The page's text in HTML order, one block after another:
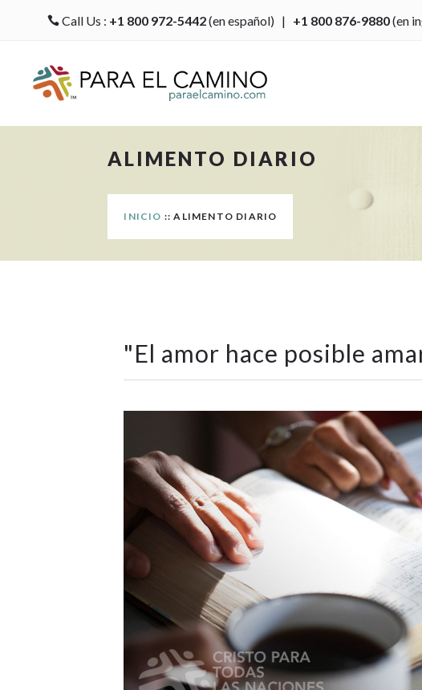
Call Us : +1 800 972-5442(en español) | +1 800 876-9880(en
ALIMENTO DIARIO
INICIO :: ALIMENTO DIARIO
"El amor hace posible